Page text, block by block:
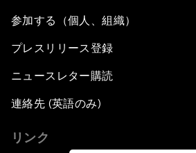
参加する（個人、組織）
プレスリリース登録
ニュースレター購読
連絡先 (英語のみ)
リンク